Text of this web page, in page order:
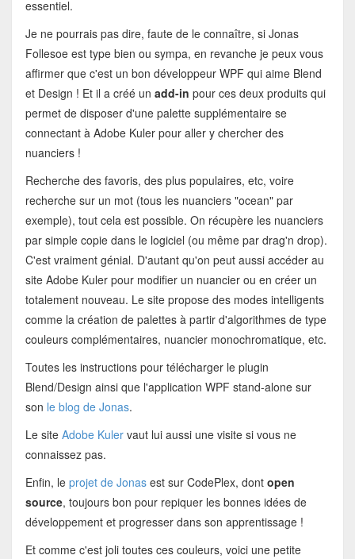
essentiel.
Je ne pourrais pas dire, faute de le connaître, si Jonas
Follesoe est type bien ou sympa, en revanche je peux vous
affirmer que c'est un bon développeur WPF qui aime Blend
et Design ! Et il a créé un add-in pour ces deux produits qui
permet de disposer d'une palette supplémentaire se
connectant à Adobe Kuler pour aller y chercher des
nuanciers !
Recherche des favoris, des plus populaires, etc, voire
recherche sur un mot (tous les nuanciers "ocean" par
exemple), tout cela est possible. On récupère les nuanciers
par simple copie dans le logiciel (ou même par drag'n drop).
C'est vraiment génial. D'autant qu'on peut aussi accéder au
site Adobe Kuler pour modifier un nuancier ou en créer un
totalement nouveau. Le site propose des modes intelligents
comme la création de palettes à partir d'algorithmes de type
couleurs complémentaires, nuancier monochromatique, etc.
Toutes les instructions pour télécharger le plugin
Blend/Design ainsi que l'application WPF stand-alone sur
son le blog de Jonas.
Le site Adobe Kulervaut lui aussi une visite si vous ne
connaissez pas.
Enfin, le projet de Jonasest sur CodePlex, dont open
source, toujours bon pour repiquer les bonnes idées de
développement et progresser dans son apprentissage !
Et comme c'est joli toutes ces couleurs, voici une petite